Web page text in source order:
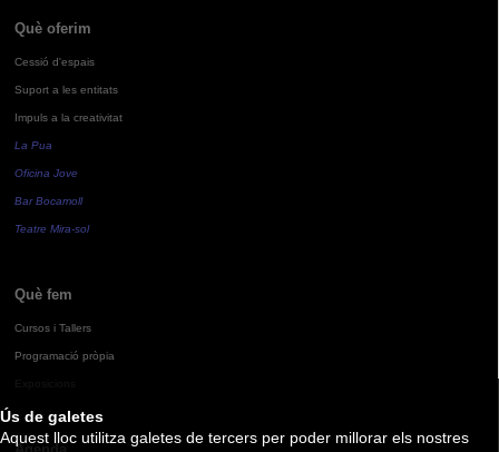
Ús de galetes
Aquest lloc utilitza galetes de tercers per poder millorar els nostres
Què oferim
Cessió d'espais
Suport a les entitats
Impuls a la creativitat
La Pua
Oficina Jove
Bar Bocamoll
Teatre Mira-sol
Què fem
Cursos i Tallers
Programació pròpia